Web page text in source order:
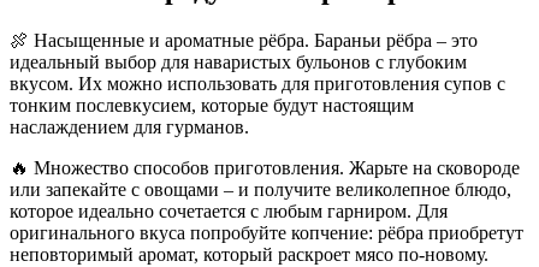
🍖 Насыщенные и ароматные рёбра. Бараньи рёбра – это
идеальный выбор для наваристых бульонов с глубоким
вкусом. Их можно использовать для приготовления супов с
тонким послевкусием, которые будут настоящим
наслаждением для гурманов.
🔥 Множество способов приготовления. Жарьте на сковороде
или запекайте с овощами – и получите великолепное блюдо,
которое идеально сочетается с любым гарниром. Для
оригинального вкуса попробуйте копчение: рёбра приобретут
неповторимый аромат, который раскроет мясо по-новому.